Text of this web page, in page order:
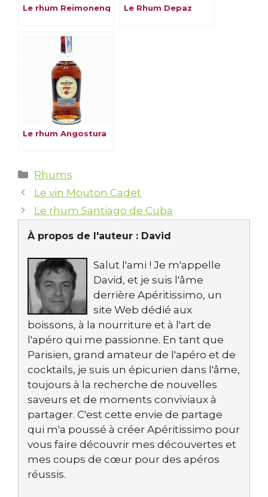
Le rhum Reimonenq Le Rhum Depaz
Le rhum Angostura
Catégories
Rhums
Le vin Mouton Cadet
Le rhum Santiago de Cuba
À propos de l'auteur : David
Salut l'ami ! Je m'appelle
David, et je suis l'âme
derrière Apéritissimo, un
site Web dédié aux
boissons, à la nourriture et à l'art de
l'apéro qui me passionne. En tant que
Parisien, grand amateur de l'apéro et de
cocktails, je suis un épicurien dans l'âme,
toujours à la recherche de nouvelles
saveurs et de moments conviviaux à
partager. C'est cette envie de partage
qui m'a poussé à créer Apéritissimo pour
vous faire découvrir mes découvertes et
mes coups de cœur pour des apéros
réussis.